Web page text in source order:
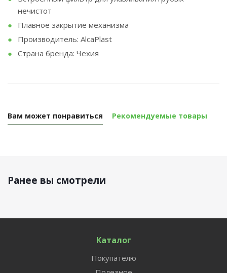
нечистот
Плавное закрытие механизма
Производитель: AlcaPlast
Страна бренда: Чехия
Вам может понравиться Рекомендуемые товары
Ранее вы смотрели
Каталог
Покупателю